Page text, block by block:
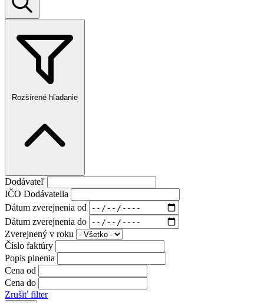
Rozšírené hľadanie
Dodávateľ
IČO Dodávatelia
Dátum zverejnenia od
Dátum zverejnenia do
Zverejnený v roku
Číslo faktúry
Popis plnenia
Cena od
Cena do
Zrušiť filter